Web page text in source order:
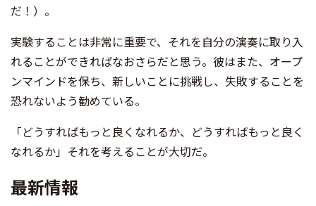
だ！）。
実験することは非常に重要で、それを自分の演奏に取り入
れることができればなおさらだと思う。彼はまた、オープ
ンマインドを保ち、新しいことに挑戦し、失敗することを
恐れないよう勧めている。
「どうすればもっと良くなれるか、どうすればもっと良く
なれるか」それを考えることが大切だ。
最新情報